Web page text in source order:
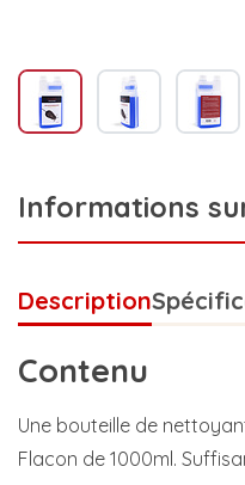
Informations
Description
Contenu
Une bouteille de
Flacon de 1000ml.